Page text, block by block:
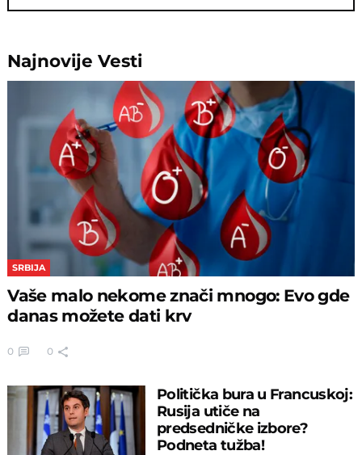
NajnovijeVesti
SRBIJA
Vaše malo nekome znači mnogo: Evo gde
danas možete dati krv
0 0
Politička bura u Francuskoj:
Rusija utiče na
predsedničke izbore?
Podneta tužba!